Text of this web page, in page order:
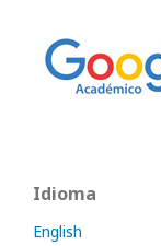
Idioma
English